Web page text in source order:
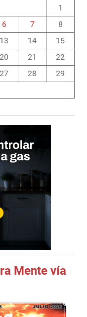
1
6 7
8
13 14
15
20 21
22
27 28
29
Mente vía